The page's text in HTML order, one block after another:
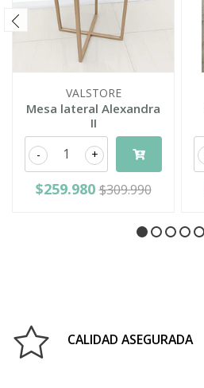
VALSTORE
Mesa lateral Alexandra
II
+
-
$259.980 $309.990
CALIDAD ASEGURADA